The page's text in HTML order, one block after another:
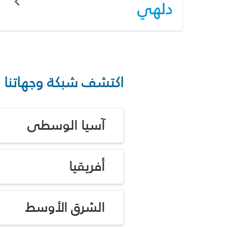
دلهي
اكتشف شبكة وجهاتنا
آسيا الوسطى
أفريقيا
الشرق الأوسط